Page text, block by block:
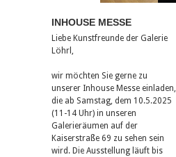
INHOUSE MESSE
Liebe Kunstfreunde der Galerie
Löhrl,
wir möchten Sie gerne zu
unserer Inhouse Messe einladen,
die ab Samstag, dem 10.5.2025
(11-14 Uhr) in unseren
Galerieräumen auf der
Kaiserstraße 69 zu sehen sein
wird. Die Ausstellung läuft bis